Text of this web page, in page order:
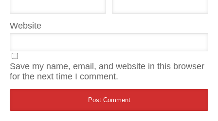
Website
Save my name, email, and website in this browser
for the next time I comment.